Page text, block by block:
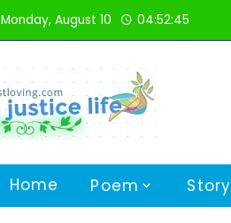
Monday, August 10 04:52:46
Home Poem Story